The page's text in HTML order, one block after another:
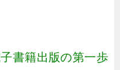
書籍出版の第一歩